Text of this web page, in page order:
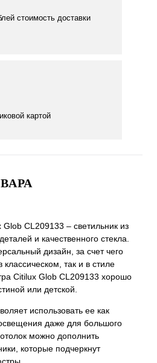
стоимость доставки
картой
CL209133 – светильник из
и качественного стекла.
дизайн, за счет чего
классическом, так и в стиле
Citilux Glob CL209133 хорошо
или детской.
использовать ее как
даже для большого
можно дополнить
которые подчеркнут